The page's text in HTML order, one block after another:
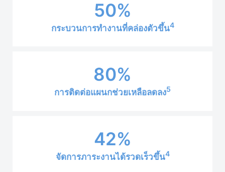
50%
กระบวนการทำงานที่คล่องตัวขึ้น4
80%
การติดต่อแผนกช่วยเหลือลดลง5
42%
จัดการภาระงานได้รวดเร็วขึ้น4